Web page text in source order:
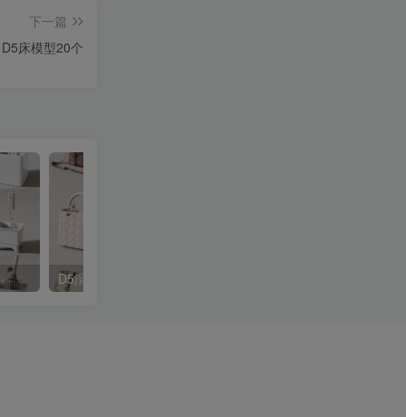
下一篇
D5床模型20个
D5渲染器手提包模型45款